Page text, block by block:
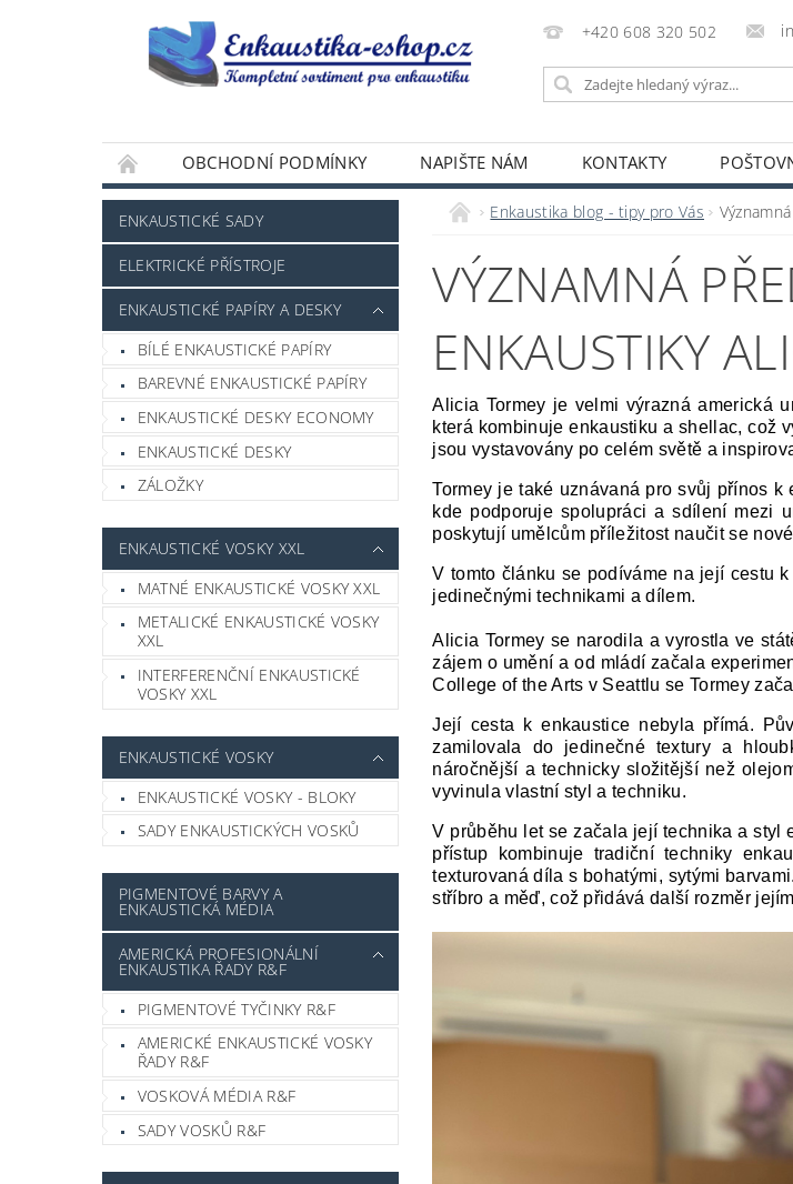
+420 608 320 502
OBCHODNÍ PODMÍNKY NAPIŠTE NÁM KONTAKTY
ENKAUSTICKÉ SADY
ELEKTRICKÉ PŘÍSTROJE
ENKAUSTICKÉ PAPÍRY A DESKY
BÍLÉ ENKAUSTICKÉ PAPÍRY
BAREVNÉ ENKAUSTICKÉ PAPÍRY
ENKAUSTICKÉ DESKY ECONOMY
ENKAUSTICKÉ DESKY
ZÁLOŽKY
ENKAUSTICKÉ VOSKY XXL
MATNÉ ENKAUSTICKÉ VOSKY XXL
METALICKÉ ENKAUSTICKÉ VOSKY
XXL
INTERFERENČNÍ ENKAUSTICKÉ
VOSKY XXL
ENKAUSTICKÉ VOSKY
ENKAUSTICKÉ VOSKY - BLOKY
SADY ENKAUSTICKÝCH VOSKŮ
PIGMENTOVÉ BARVY A
ENKAUSTICKÁ MÉDIA
AMERICKÁ PROFESIONÁLNÍ
ENKAUSTIKA ŘADY R&F
PIGMENTOVÉ TYČINKY R&F
AMERICKÉ ENKAUSTICKÉ VOSKY
ŘADY R&F
VOSKOVÁ MÉDIA R&F
SADY VOSKŮ R&F
Enkaustika blog - tipy pro Vás
VÝZNAMNÁ
ENKAUSTIKY
Alicia Tormey je velmi výrazná americká
která kombinuje enkaustiku a shellac, což
jsou vystavovány po celém světě a
Tormey je také uznávaná pro svůj přínos
kde podporuje spolupráci a sdílení mezi
poskytují umělcům příležitost naučit se
V tomto článku se podíváme na její cestu
jedinečnými technikami a dílem.
Alicia Tormey se narodila a vyrostla ve
zájem o umění a od mládí začala
College of the Arts v Seattlu se Tormey
Její cesta k enkaustice nebyla přímá.
zamilovala do jedinečné textury a
náročnější a technicky složitější než
vyvinula vlastní styl a techniku.
V průběhu let se začala její technika a styl
přístup kombinuje tradiční techniky
texturovaná díla s bohatými, sytými
stříbro a měď, což přidává další rozměr